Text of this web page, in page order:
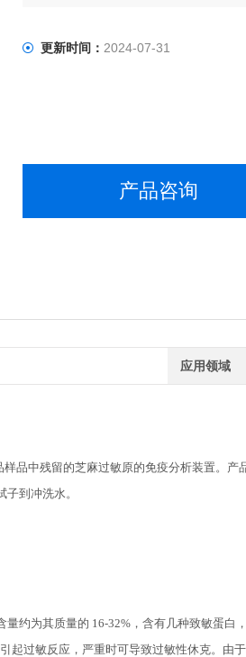
更新时间： 2024-07-31
产品咨询
应用领域
品中残留的芝麻过敏原的免疫分析装置。产
到冲洗水。
约为其质量的 16-32%，含有几种致敏蛋白
起过敏反应，严重时可导致过敏性休克。由